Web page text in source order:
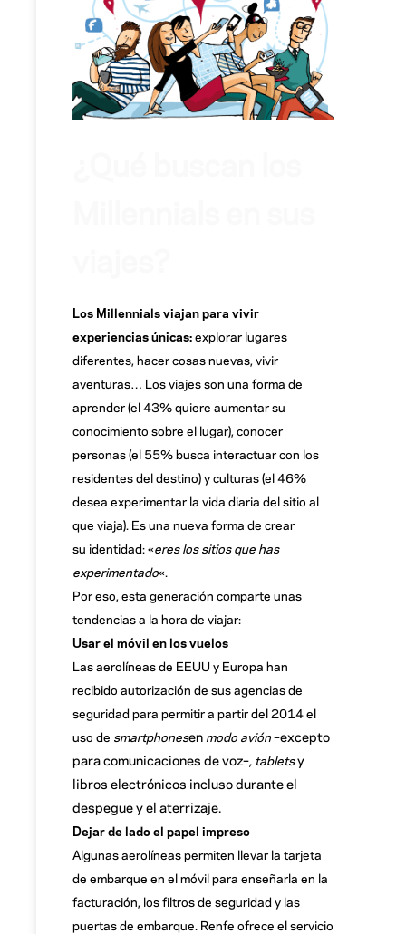
Los Millennials viajan para vivir
experiencias únicas:explorar lugares
diferentes, hacer cosas nuevas, vivir
aventuras… Los viajes son una forma de
aprender (el 43% quiere aumentar su
conocimiento sobre el lugar), conocer
personas (el 55% busca interactuar con los
residentes del destino) y culturas (el 46%
desea experimentar la vida diaria del sitio al
que viaja). Es una nueva forma de crear
su identidad: «eres los sitios que has
experimentado«.
Por eso, esta generación comparte unas
tendencias a la hora de viajar:
Usar el móvil en los vuelos
Las aerolíneas de EEUU y Europa han
recibido autorización de sus agencias de
seguridad para permitir a partir del 2014 el
uso de smartphonesen modo avión–excepto
para comunicaciones de voz– , tabletsy
libros electrónicos incluso durante el
despegue y el aterrizaje.
Dejar de lado el papel impreso
Algunas aerolíneas permiten llevar la tarjeta
de embarque en el móvil para enseñarla en la
facturación, los filtros de seguridad y las
puertas de embarque. Renfe ofrece el servicio